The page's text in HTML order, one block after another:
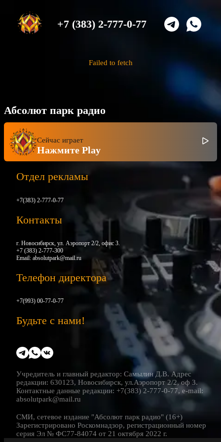
+7 (383) 2-777-0-77
Failed to fetch
Абсолют парк радио
Сейчас играет
Нажмите Play
Отдел рекламы
+7(383) 2-777-0-77
Контакты
г. Новосибирск, ул. Аэропорт 2/2, офис 3.
+7 (383) 2-777-300
Email: absolutpark@mail.ru
Телефон директора
+7(993) 00-77-0-77
Будьте с нами!
Учредитель и главный редактор: Самылин Д.В. Адрес
редакции: 630123, Новосибирск, ул.Аэропорт 2/2, оф 3.
Контактные данные редакции: +7(383) 2-777-0-77, e-mail:
absolutpark@mail.ru
СМИ, сетевое издание "Абсолют парк радио" (16+)
Зарегистрировано Роскомнадзор, регистрационный номер
серия Эл № ФС77-84074 от 21 октября 2022 г.